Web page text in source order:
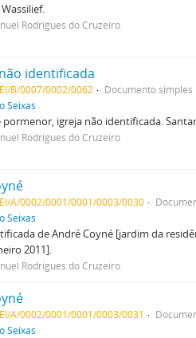
Rodrigues do Cruzeiro
identificada
B/0007/0002/0062 Documento simples
Seixas
pormenor, igreja não identificada.
Rodrigues do Cruzeiro
A/0002/0001/0001/0003/0030
Seixas
de André Coyné [jardim da
2011].
Rodrigues do Cruzeiro
A/0002/0001/0001/0003/0031
Seixas